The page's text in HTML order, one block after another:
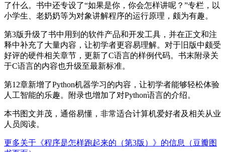
了什么。书中还专设了“如果是你，你会怎样讲呢？”专栏，以
小学生、老奶奶等为对象讲解程序的运行原理，颇为有趣。
第3版升级了书中用到的软件产品和开发工具，并在正文和注
释中补充了大量内容，让初学者更容易理解。对于旧版中颇受
好评的硬件相关章节，更新了C语言的样例代码。书末附录关
于C语言的内容也升级至最新标准。
第12章新增了Python机器学习的内容，让初学者能够轻松体验
人工智能的乐趣。附录也增加了对Python语言的介绍。
本书图文并茂，通俗易懂，非常适合计算机爱好者及相关从业
人员阅读。
更多关于《程序是怎样跑起来的（第3版）》的信息（豆瓣图